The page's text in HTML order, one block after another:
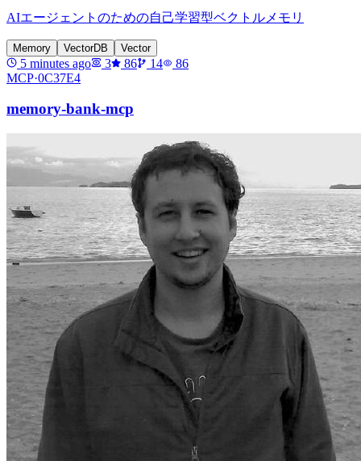
AIエージェントのための自己学習型ベクトルメモリ
Memory VectorDB Vector
5 minutes ago 3 86 14
86
MCP·0C37E4
memory-bank-mcp